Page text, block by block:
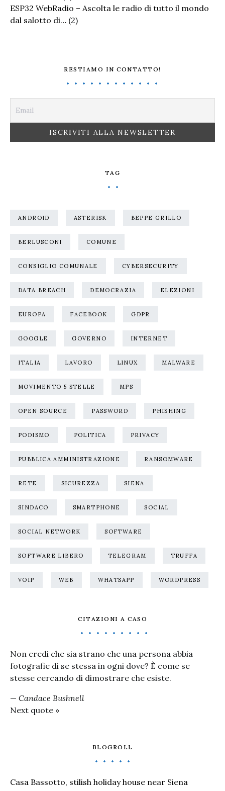
ESP32 WebRadio – Ascolta le radio di tutto il mondo
dal salotto di… (2)
RESTIAMO IN CONTATTO!
TAG
ANDROID ASTERISK BEPPE GRILLO
BERLUSCONI COMUNE
CONSIGLIO COMUNALE CYBERSECURITY
DATA BREACH DEMOCRAZIA ELEZIONI
EUROPA FACEBOOK GDPR
GOOGLE GOVERNO INTERNET
ITALIA LAVORO LINUX MALWARE
MOVIMENTO 5 STELLE MPS
OPEN SOURCE PASSWORD PHISHING
PODISMO POLITICA PRIVACY
PUBBLICA AMMINISTRAZIONE RANSOMWARE
RETE SICUREZZA SIENA
SINDACO SMARTPHONE SOCIAL
SOCIAL NETWORK SOFTWARE
SOFTWARE LIBERO TELEGRAM TRUFFA
VOIP WEB WHATSAPP WORDPRESS
CITAZIONI A CASO
Non credi che sia strano che una persona abbia
fotografie di se stessa in ogni dove? È come se
stesse cercando di dimostrare che esiste.
— Candace Bushnell
Next quote »
BLOGROLL
Casa Bassotto, stilish holiday house near Siena